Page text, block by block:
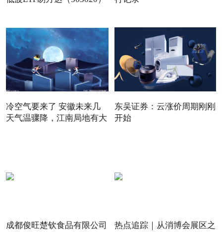
冷空气要来了 安徽未来几
天气温骤降，江南局地有大
东吴证券：云涨价周期刚刚
开始
成都俊旺楚钦食品有限公司
热点追踪｜从消博会展区之